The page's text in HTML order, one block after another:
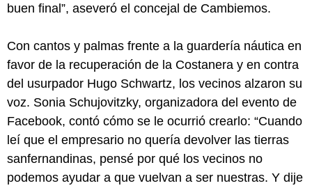
buen final”, aseveró el concejal de Cambiemos.
Con cantos y palmas frente a la guardería náutica en
favor de la recuperación de la Costanera y en contra
del usurpador Hugo Schwartz, los vecinos alzaron su
voz. Sonia Schujovitzky, organizadora del evento de
Facebook, contó cómo se le ocurrió crearlo: “Cuando
leí que el empresario no quería devolver las tierras
sanfernandinas, pensé por qué los vecinos no
podemos ayudar a que vuelvan a ser nuestras. Y dije